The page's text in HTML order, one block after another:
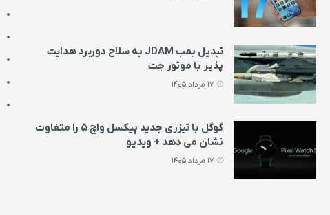
تبدیل بمب JDAM به سلاح دوربرد هدایت
پذیر با موتور جت
گوگل با تیزری جدید پیکسل واچ ۵ را متفاوت
نشان می‌ دهد + ویدیو